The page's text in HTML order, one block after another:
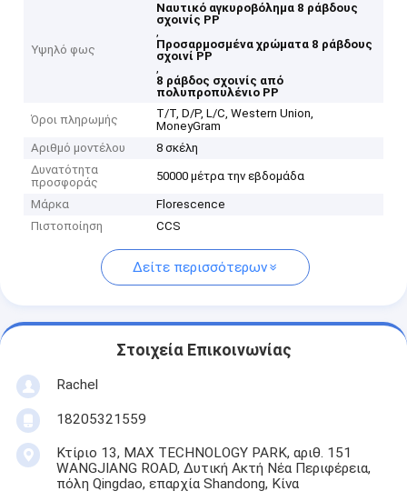
Υψηλό φως
Ναυτικό αγκυροβόλημα 8 ράβδους
σχοινίς PP
,
Προσαρμοσμένα χρώματα 8 ράβδους
σχοινί PP
,
8 ράβδος σχοινίς από
πολυπροπυλένιο PP
Όροι πληρωμής
T/T, D/P, L/C, Western Union,
MoneyGram
Αριθμό μοντέλου
8 σκέλη
Δυνατότητα
προσφοράς
50000 μέτρα την εβδομάδα
Μάρκα
Florescence
Πιστοποίηση
CCS
Δείτε περισσότερων
Στοιχεία Επικοινωνίας
Rachel
18205321559
Κτίριο 13, MAX TECHNOLOGY PARK, αριθ. 151
WANGJIANG ROAD, Δυτική Ακτή Νέα Περιφέρεια,
πόλη Qingdao, επαρχία Shandong, Κίνα